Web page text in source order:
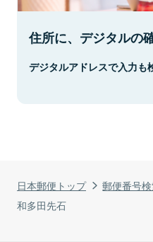
日本郵便トップ 郵便番号
和多田先石
住所に、デジタルの
デジタルアドレスで入力も